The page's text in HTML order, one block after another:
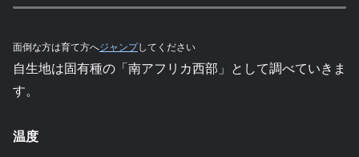
面倒な方は育て方へジャンプしてください
自生地は固有種の「南アフリカ西部」として調べていきま
す。
温度